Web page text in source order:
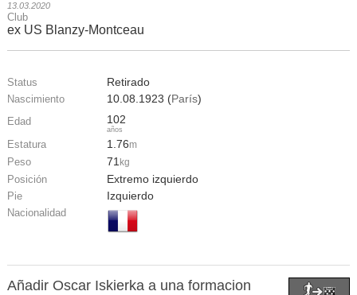
13.03.2020
Club
ex US Blanzy-Montceau
Status Retirado
Nascimiento 10.08.1923 (París)
Edad 102
años
Estatura 1.76m
Peso 71 kg
Posición Extremo izquierdo
Pie Izquierdo
Nacionalidad
Añadir Oscar Iskierka a una formacion